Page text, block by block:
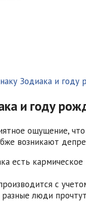
Зодиака и году
и году
ощущение,
возникают
есть
с
люди